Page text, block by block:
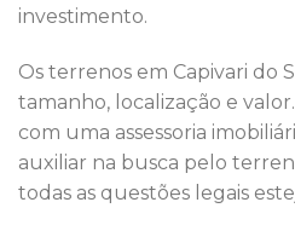
investimento.
Os terrenos em Capivari do
tamanho, localização e
com uma assessoria
auxiliar na busca pelo
todas as questões legais